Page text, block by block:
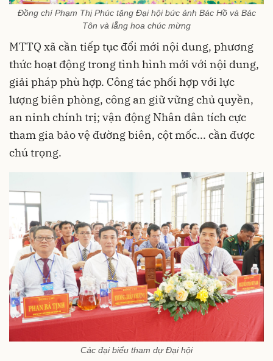
Đồng chí Phạm Thị Phúc tặng Đại hội bức ảnh Bác Hồ và Bác
Tôn và lẵng hoa chúc mừng
MTTQ xã cần tiếp tục đổi mới nội dung, phương
thức hoạt động trong tình hình mới với nội dung,
giải pháp phù hợp. Công tác phối hợp với lực
lượng biên phòng, công an giữ vững chủ quyền,
an ninh chính trị; vận động Nhân dân tích cực
tham gia bảo vệ đường biên, cột mốc... cần được
chú trọng.
Các đại biểu tham dự Đại hội